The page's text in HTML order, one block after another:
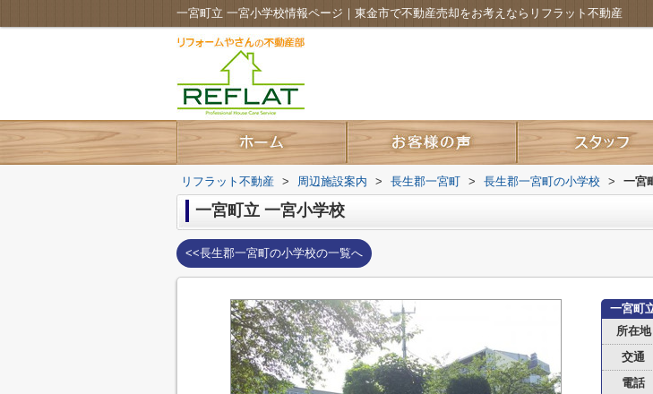
一宮町立 一宮小学校情報ページ｜東金市で不動産売却をお考えならリフラット不動産
リフラット不動産 > 周辺施設案内 > 長生郡一宮町 > 長生郡一宮町の小学校 > 一宮
一宮町立 一宮小学校
<<長生郡一宮町の小学校の一覧へ
一宮町
所在地
交通
電話